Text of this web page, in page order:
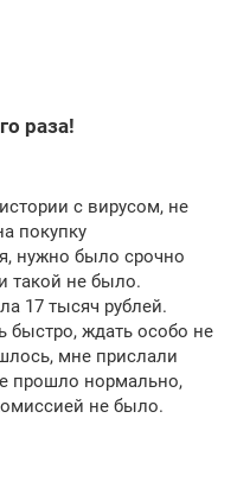
раза!
с вирусом, не
покупку
нужно было срочно
такой не было.
17 тысяч рублей.
быстро, ждать особо не
мне прислали
прошло нормально,
не было.